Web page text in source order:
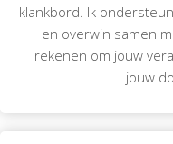
klankbord. Ik
en overwin samen
rekenen om jouw
jouw